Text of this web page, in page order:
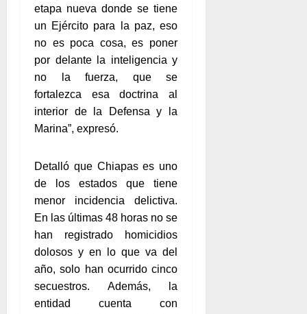
etapa nueva donde se tiene
un Ejército para la paz, eso
no es poca cosa, es poner
por delante la inteligencia y
no la fuerza, que se
fortalezca esa doctrina al
interior de la Defensa y la
Marina”, expresó.
Detalló que Chiapas es uno
de los estados que tiene
menor incidencia delictiva.
En las últimas 48 horas no se
han registrado homicidios
dolosos y en lo que va del
año, solo han ocurrido cinco
secuestros. Además, la
entidad cuenta con